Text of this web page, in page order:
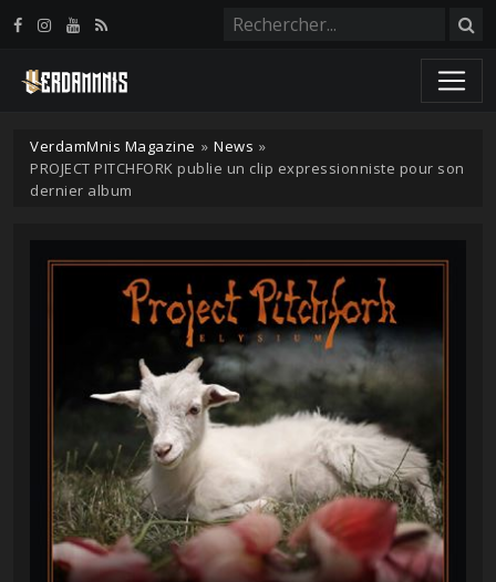
VerdamMnis Magazine » News »
PROJECT PITCHFORK publie un clip expressionniste pour son
dernier album
Panneau de gestion des cookies